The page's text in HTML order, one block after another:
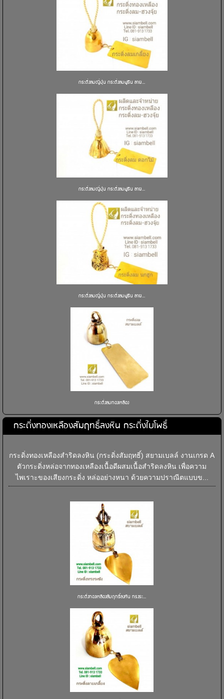
กระดิ่งลมญี่ปุ่น กระดิ่งลมฟูริน ลาย...
กระดิ่งลมญี่ปุ่น กระดิ่งลมฟูริน ลาย...
กระดิ่งลมญี่ปุ่น กระดิ่งลมฟูริน ลาย...
กระดิ่งลมทองเหลือง
กระดิ่งทองเหลืองสัมฤทธิ์ลงหิน กระดิ่งใบโพธิ์
กระดิ่งทองเหลืองสำริดลงหิน (กระดิ่งสัมฤทธิ์) สยามเบลล์ งานเกรด A
ตัวกระดิ่งหล่อจากทองเหลืองเนื้อดีผสมเนื้อสำริดลงหิน เพื่อความ
ไพเราะของเสียงกระดิ่ง หล่ออย่างหนา ด้วยความปราณีตแบบข...
กระดิ่งทองเหลืองสัมฤทธิ์ลงหิน ทรงระ...